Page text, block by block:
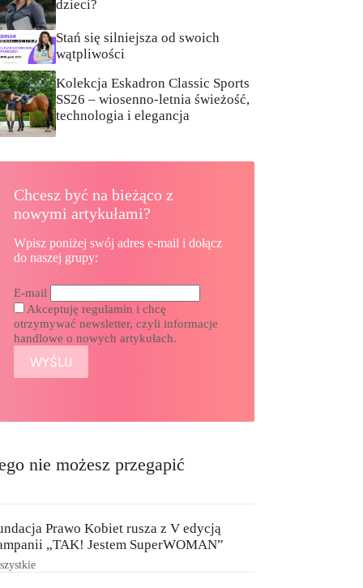
dzieci?
Stań się silniejsza od swoich
wątpliwości
Kolekcja Eskadron Classic Sports
SS26 – wiosenno-letnia świeżość,
technologia i elegancja
Chcesz być na bieżąco z
nowymi artykułami?
Wpisz poniżej swój adres e-mail i dołącz
do naszej grupy:
E-mail
Akceptuję regulamin i chcę
otrzymywać newsletter, czyli informacje
handlowe o nowych artykułach.
nie możesz przegapić
Prawo Kobiet rusza z V edycją
„TAK! Jestem SuperWOMAN”